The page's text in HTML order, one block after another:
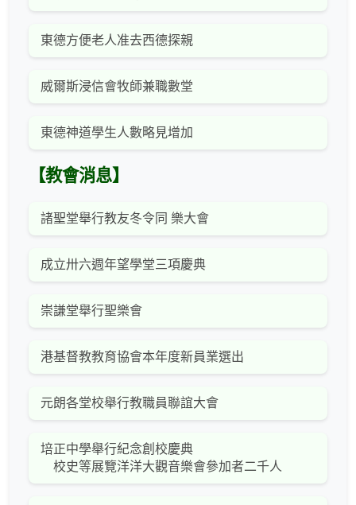
東德方便老人准去西德探親
威爾斯浸信會牧師兼職數堂
東德神道學生人數略見增加
【教會消息】
諸聖堂舉行教友冬令同 樂大會
成立卅六週年望學堂三項慶典
崇謙堂舉行聖樂會
港基督教教育協會本年度新員業選出
元朗各堂校舉行教職員聯誼大會
培正中學舉行紀念創校慶典
校史等展覽洋洋大觀音樂會參加者二千人